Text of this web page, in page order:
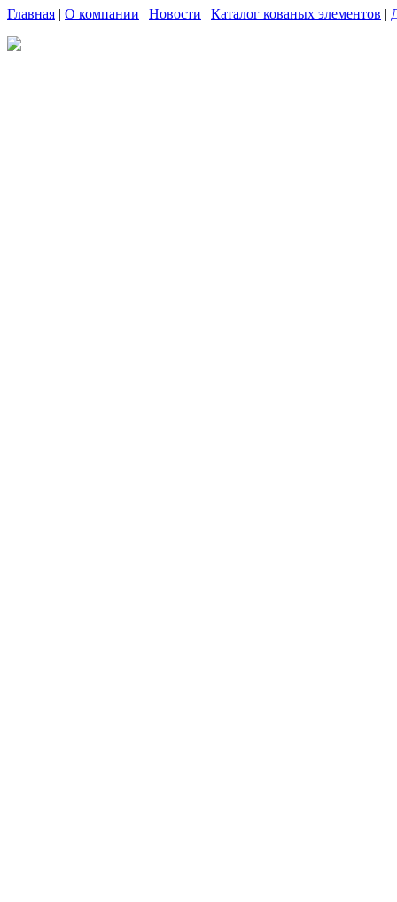
Главная | О компании | Новости | Каталог кованых элементов |